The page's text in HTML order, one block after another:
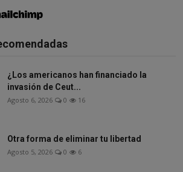
¿Los americanos han financiado la
invasión de Ceut...
Agosto 6, 2026 0 16
Otra forma de eliminar tu libertad
Agosto 5, 2026 0 6